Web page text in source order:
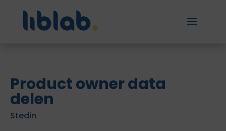
Product owner data
delen
Stedin